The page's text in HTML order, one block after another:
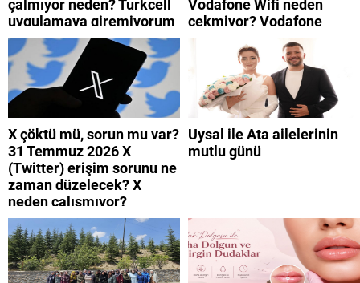
çalmıyor neden? Turkcell
uygulamaya giremiyorum
neden? Turkcell internet
neden yavaş?
Vodafone Wifi neden
çekmiyor? Vodafone
mobil uygulamaya neden
giremiyorum?
X çöktü mü, sorun mu var?
31 Temmuz 2026 X
(Twitter) erişim sorunu ne
zaman düzelecek? X
neden çalışmıyor?
Uysal ile Ata ailelerinin
mutlu günü